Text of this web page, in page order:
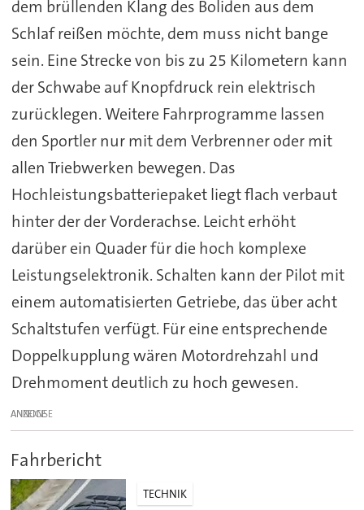
dem brüllenden Klang des Boliden aus dem
Schlaf reißen möchte, dem muss nicht bange
sein. Eine Strecke von bis zu 25 Kilometern kann
der Schwabe auf Knopfdruck rein elektrisch
zurücklegen. Weitere Fahrprogramme lassen
den Sportler nur mit dem Verbrenner oder mit
allen Triebwerken bewegen. Das
Hochleistungsbatteriepaket liegt flach verbaut
hinter der der Vorderachse. Leicht erhöht
darüber ein Quader für die hoch komplexe
Leistungselektronik. Schalten kann der Pilot mit
einem automatisierten Getriebe, das über acht
Schaltstufen verfügt. Für eine entsprechende
Doppelkupplung wären Motordrehzahl und
Drehmoment deutlich zu hoch gewesen.
ANZEIGE
Fahrbericht
TECHNIK